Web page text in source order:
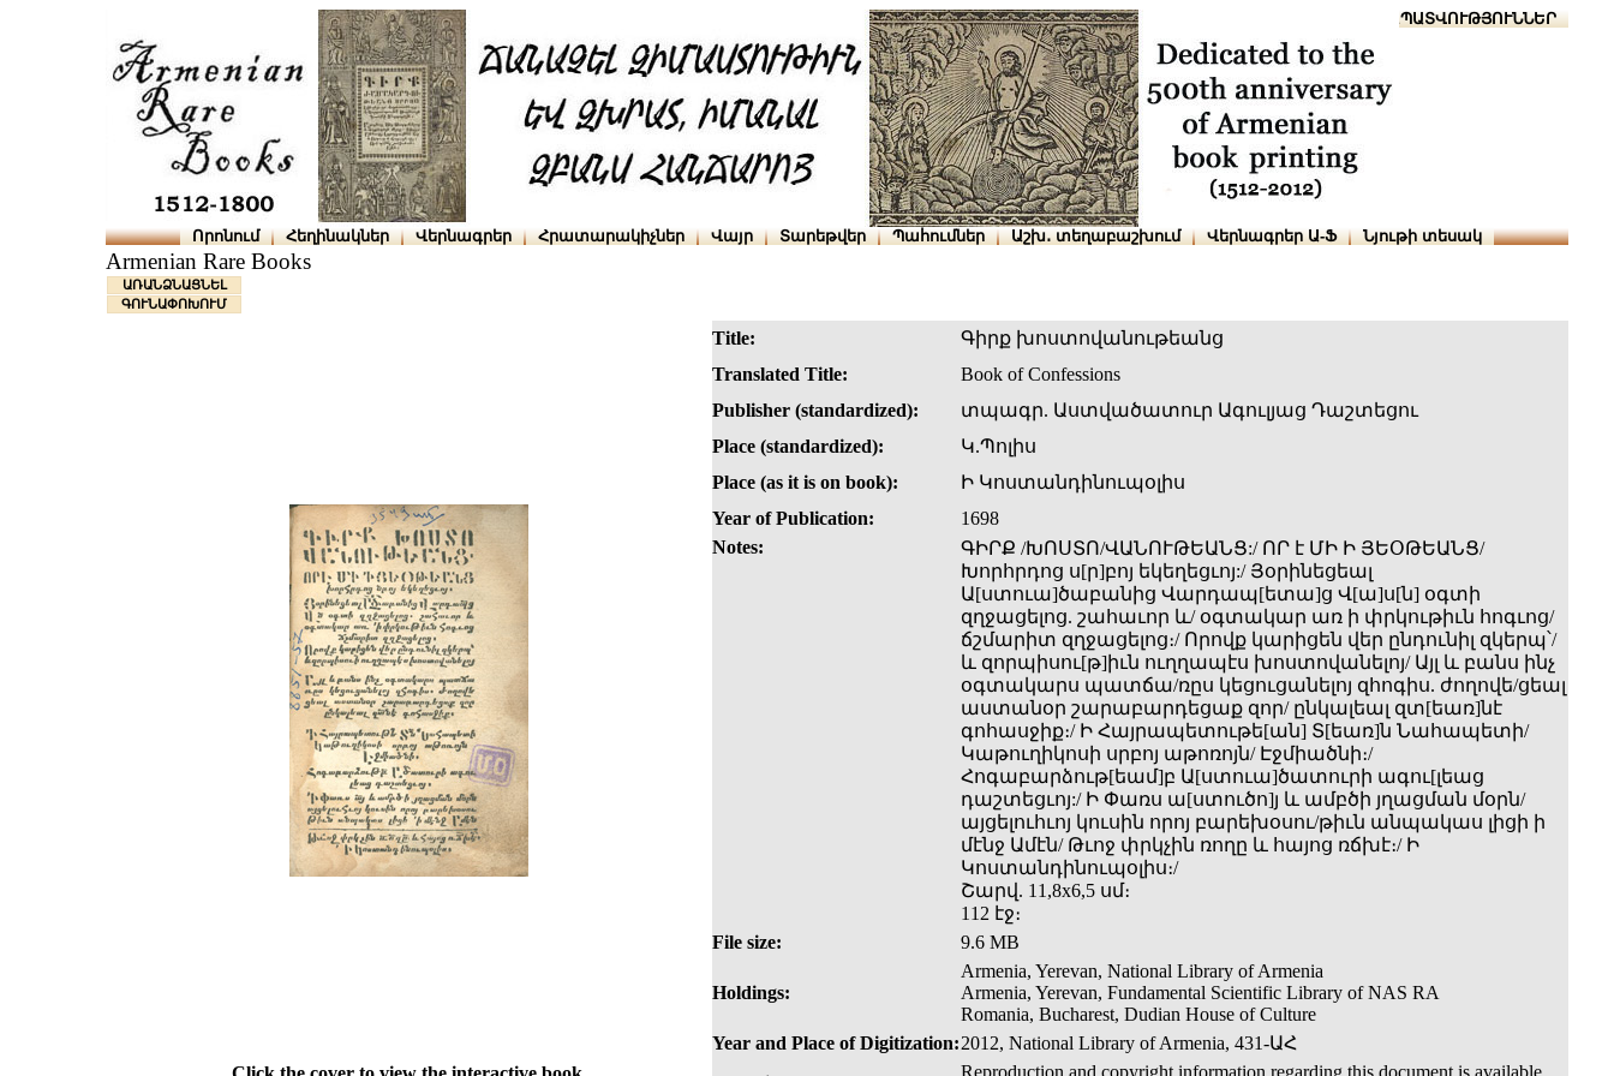
ՆԱԽԱՊԱՏՎՈՒԹՅՈՒՆՆԵՐ
Որոնում Հեղինակներ Վերնագրեր Հրատարակիչներ Վայր Տարեթվեր Պահումներ Աշխ․ տեղաբաշխում Վերնագրեր Ա-Ֆ Նյութի տեսակ
Armenian Rare Books
ԱՌԱՆՁՆԱՑՆԵԼ
ԳՈՒՆԱՓՈԽՈՒՄ
Title:
Գիրք խոստովանութեանց
Translated Title:
Book of Confessions
Publisher (standardized):
տպագր. Աստվածատուր Ագուլյաց Դաշտեցու
Place (standardized):
Կ.Պոլիս
Place (as it is on book):
Ի Կոստանդինուպօլիս
Year of Publication:
1698
Notes:
ԳԻՐՔ /ԽՈՍՏՈ/ՎԱՆՈՒԹԵԱՆՑ:/ ՈՐ է ՄԻ Ի ՅԵՕԹԵԱՆՑ/
Խորհրդոց ս[ր]բոյ եկեղեցւոյ:/ Յօրինեցեալ
Ա[ստուա]ծաբանից Վարդապ[ետա]ց Վ[ա]ս[ն] օգտի
զղջացելոց. շահաւոր և/ օգտակար առ ի փրկութիւն հոգւոց/
ճշմարիտ զղջացելոց։/ Որովք կարիցեն վեր ընդունիլ զկերպ՝/
և զորպիսու[թ]իւն ուղղապէս խոստովանելոյ/ Այլ և բանս ինչ
օգտակարս պատճա/ռըս կեցուցանելոյ զհոգիս. ժողովե/ցեալ
աստանօր շարաբարդեցաք զոր/ ընկալեալ զտ[եառ]նէ
գոհասջիք։/ Ի Հայրապետութե[ան] Տ[եառ]ն Նահապետի/
Կաթուղիկոսի սրբոյ աթոռոյն/ Էջմիածնի։/
Հոգաբարձութ[եամ]բ Ա[ստուա]ծատուրի ագու[լեաց
դաշտեցւոյ:/ Ի Փառս ա[ստուծո]յ և ամբծի յղացման մօրն/
այցելուհւոյ կուսին որոյ բարեխօսու/թիւն անպակաս լիցի ի
մէնջ Ամէն/ Թւոջ փրկչին ռողը և հայոց ռճխէ։/ Ի
Կոստանդինուպօլիս։/
Շարվ. 11,8x6,5 սմ։
112 էջ։
File size:
9.6 MB
Holdings:
Armenia, Yerevan, National Library of Armenia
Armenia, Yerevan, Fundamental Scientific Library of NAS RA
Romania, Bucharest, Dudian House of Culture
Year and Place of Digitization:2012, National Library of Armenia, 431-ԱՀ